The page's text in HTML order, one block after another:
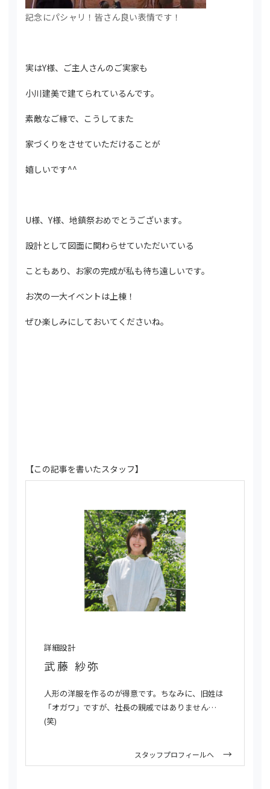
記念にパシャリ！皆さん良い表情です！
実はY様、ご主人さんのご実家も
小川建美で建てられているんです。
素敵なご縁で、こうしてまた
家づくりをさせていただけることが
嬉しいです^^
U様、Y様、地鎮祭おめでとうございます。
設計として図面に関わらせていただいている
こともあり、お家の完成が私も待ち遠しいです。
お次の一大イベントは上棟！
ぜひ楽しみにしておいてくださいね。
【この記事を書いたスタッフ】
詳細設計
武藤 紗弥
人形の洋服を作るのが得意です。ちなみに、旧姓は
「オガワ」ですが、社長の親戚ではありません…
(笑)
スタッフプロフィールへ